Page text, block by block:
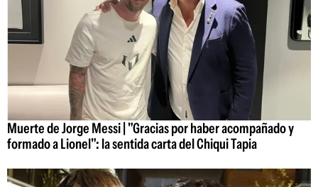
Muerte de Jorge Messi | "Gracias por haber acompañado y
formado a Lionel": la sentida carta del Chiqui Tapia